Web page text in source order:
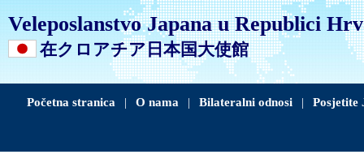
Veleposlanstvo Japana u Republici
在クロアチア日本国大使館
Početna stranica | O nama | Bilateralni odnosi | Posjetite